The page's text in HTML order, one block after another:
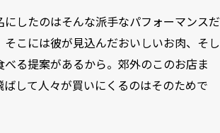
したのはそんな派手なパフォーマンスだ
そこには彼が見込んだおいしいお肉、そし
る提案があるから。郊外のこのお店ま
して人々が買いにくるのはそのためで